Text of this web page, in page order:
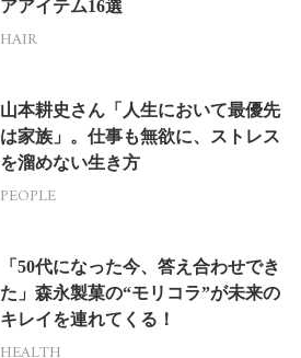
アアイテム16選
HAIR
山本耕史さん「人生において最優先
は家族」。仕事も無欲に、ストレス
を溜めない生き方
PEOPLE
「50代になった今、答え合わせでき
た」森永製菓の“モリコラ”が未来の
キレイを連れてくる！